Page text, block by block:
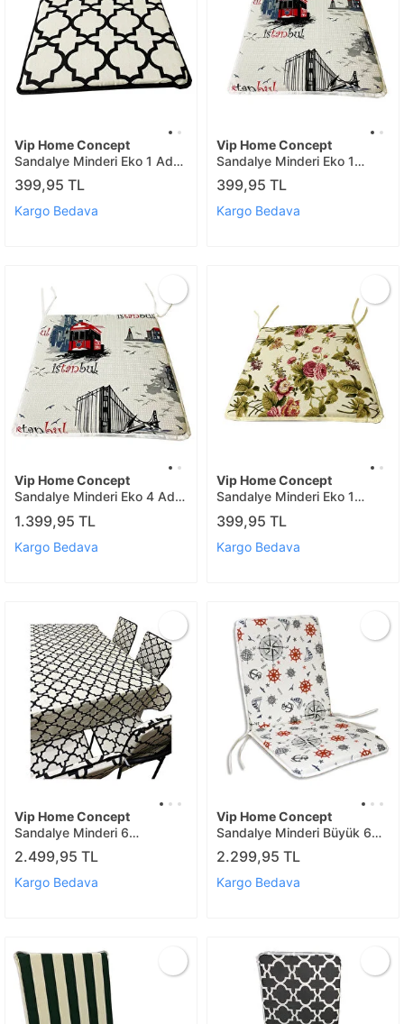
Vip Home Concept
Sandalye Minderi Eko 1 Ad
(alaçati)
399,95 TL
Kargo Bedava
Vip Home Concept
Sandalye Minderi Eko 1
Ad(istanbul)
399,95 TL
Kargo Bedava
Vip Home Concept
Sandalye Minderi Eko 4 Ad
(istanbul)
1.399,95 TL
Kargo Bedava
Vip Home Concept
Sandalye Minderi Eko 1
Ad(ing.gülü)
399,95 TL
Kargo Bedava
Vip Home Concept
Sandalye Minderi 6
Ad+masa Örtüsü(alçti)
2.499,95 TL
Kargo Bedava
Vip Home Concept
Sandalye Minderi Büyük 6
Ad Marin Desen
2.299,95 TL
Kargo Bedava